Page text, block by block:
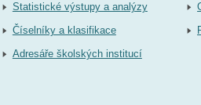
Statistické výstupy a analýzy
Číselníky a klasifikace
Adresáře školských institucí